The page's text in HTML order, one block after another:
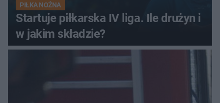
PIŁKA NOŻNA
Startuje piłkarska IV liga. Ile drużyn i
w jakim składzie?